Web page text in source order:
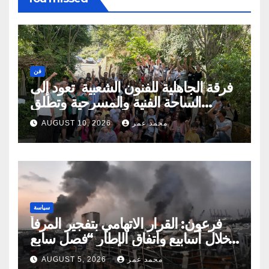
فن
فرقة الجاهلية للفنون الشعبية تعود إلى
الساحة الفنية والمسرحية وتطلق
مهرجان صيف الجاهلية 2026 الجاهلية-
الشوف-لبنان
AUGUST 10, 2026 محمد عمر
سياسة
فرعون: القرار الاتهامي بتفجير المرفأ
خلال أسابيع واتفاق الإطار “فصل سابع
ونصف”
AUGUST 5, 2026 محمد عمر